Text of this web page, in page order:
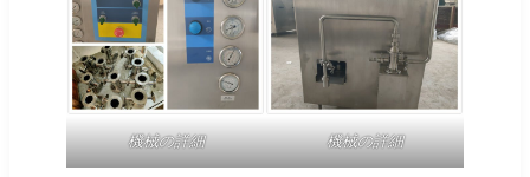
機械の詳細 機械の詳細